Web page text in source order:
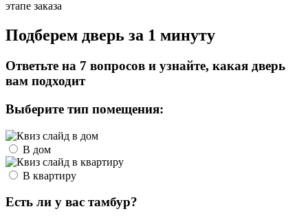
этапе заказа
Подберем дверь за 1 минуту
Ответьте на 7 вопросов и узнайте, какая дверь
вам подходит
Выберите тип помещения:
В дом
В квартиру
Есть ли у вас тамбур?